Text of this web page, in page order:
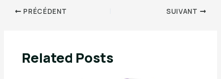
PRÉCÉDENT SUIVANT
Related Posts